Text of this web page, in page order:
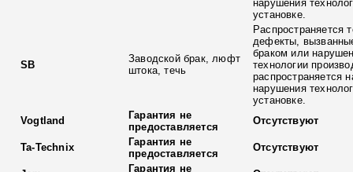
нарушения
установке.
SB
Заводской брак, люфт
штока, течь
Распространяется
дефекты,
браком или
технологии
распространяется
нарушения
установке.
Vogtland
Гарантия не
предоставляется
Отсутствуют
Ta-Technix
Гарантия не
предоставляется
Отсутствуют
Гарантия не